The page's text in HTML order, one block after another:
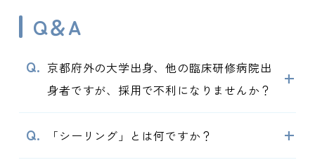
Q＆A
京都府外の大学出身、他の臨床研修病院出
身者ですが、採用で不利になりませんか？
+
「シーリング」とは何ですか？ +